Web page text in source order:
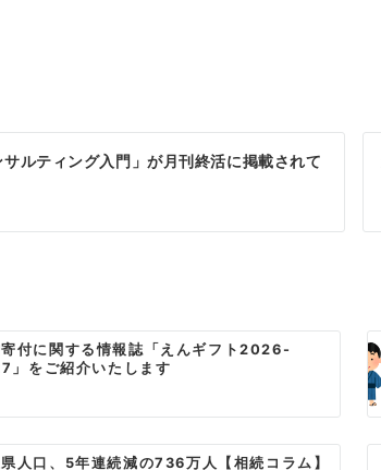
ルティング入門」が月刊終活に掲載されて
付に関する情報誌「えんギフト2026-
」をご紹介いたします
人口、5年連続減の736万人【相続コラム】